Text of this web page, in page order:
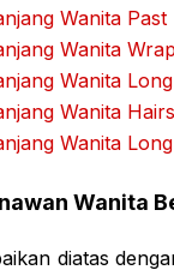
Wanita
Wanita
Wanita
Wanita
Wanita
Wanita
diatas